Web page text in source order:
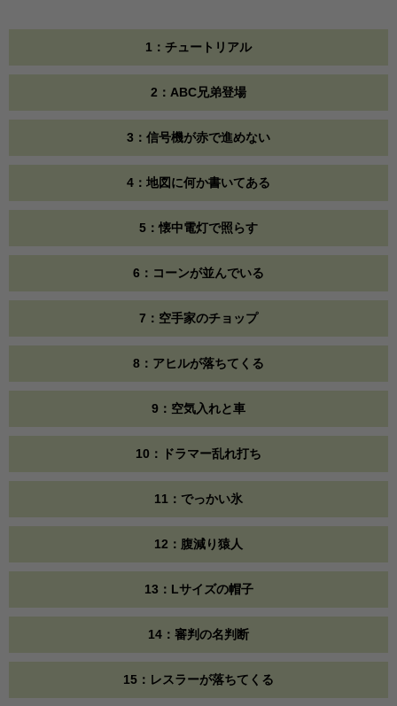
1：チュートリアル
2：ABC兄弟登場
3：信号機が赤で進めない
4：地図に何か書いてある
5：懐中電灯で照らす
6：コーンが並んでいる
7：空手家のチョップ
8：アヒルが落ちてくる
9：空気入れと車
10：ドラマー乱れ打ち
11：でっかい氷
12：腹減り猿人
13：Lサイズの帽子
14：審判の名判断
15：レスラーが落ちてくる